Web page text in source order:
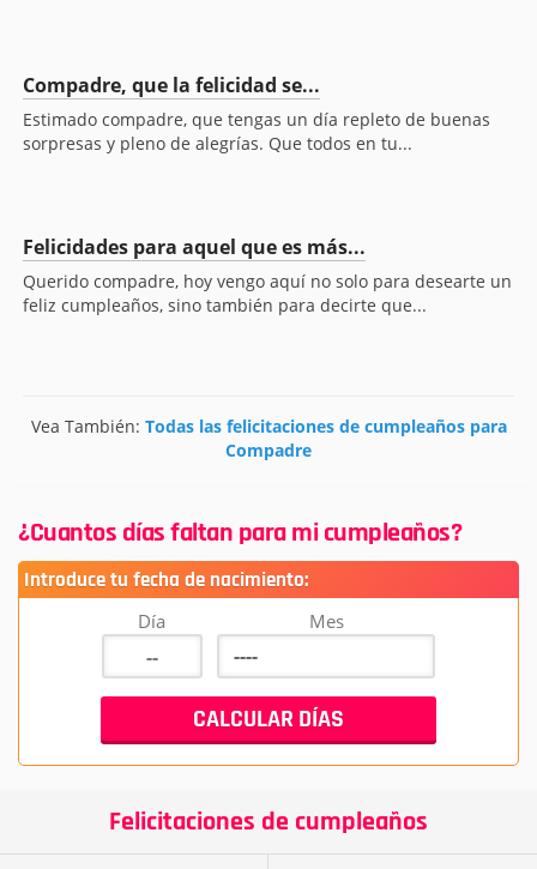
Compadre, que la felicidad se...
Estimado compadre, que tengas un día repleto de buenas
sorpresas y pleno de alegrías. Que todos en tu...
Felicidades para aquel que es más...
Querido compadre, hoy vengo aquí no solo para desearte un
feliz cumpleaños, sino también para decirte que...
Vea También: Todas las felicitaciones de cumpleaños para
Compadre
¿Cuantos días faltan para mi cumpleaños?
Introduce tu fecha de nacimiento:
Día Mes
Felicitaciones de cumpleaños